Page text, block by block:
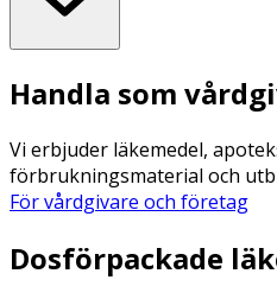
Handla som
Vi erbjuder läkemedel,
förbrukningsmaterial och
För vårdgivare och företag
Dosförpackade